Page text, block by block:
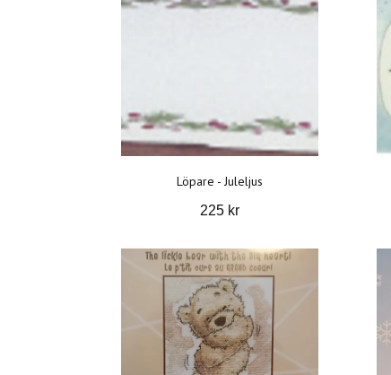
Löpare - Juleljus
225 kr